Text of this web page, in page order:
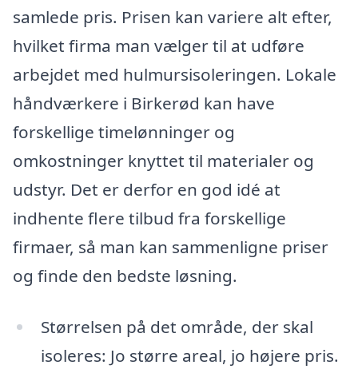
samlede pris. Prisen kan variere alt efter,
hvilket firma man vælger til at udføre
arbejdet med hulmursisoleringen. Lokale
håndværkere i Birkerød kan have
forskellige timelønninger og
omkostninger knyttet til materialer og
udstyr. Det er derfor en god idé at
indhente flere tilbud fra forskellige
firmaer, så man kan sammenligne priser
og finde den bedste løsning.
Størrelsen på det område, der skal
isoleres: Jo større areal, jo højere pris.